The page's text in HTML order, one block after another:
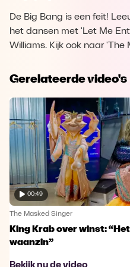
De Big Bang is een feit!
het dansen met 'Let Me
Williams. Kijk ook naar 'The
Gerelateerde video's
00:49
The Masked Singer
King Krab over winst:
waanzin”